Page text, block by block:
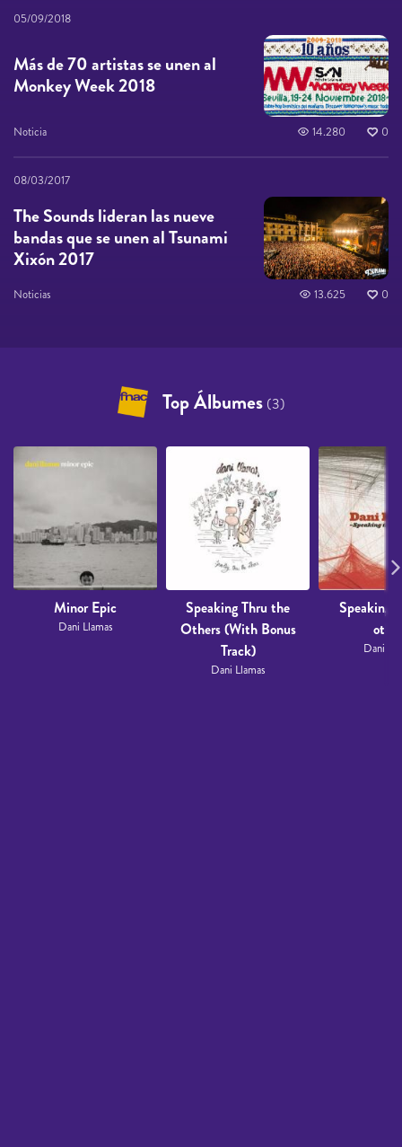
05/09/2018
Más de 70 artistas se unen al
Monkey Week 2018
Noticia 14.280 0
08/03/2017
The Sounds lideran las nueve
bandas que se unen al Tsunami
Xixón 2017
Noticias 13.625 0
Top Álbumes (3)
Minor Epic
Dani Llamas
Speaking Thru the
Others (With Bonus
Track)
Dani Llamas
Speaking
Dani